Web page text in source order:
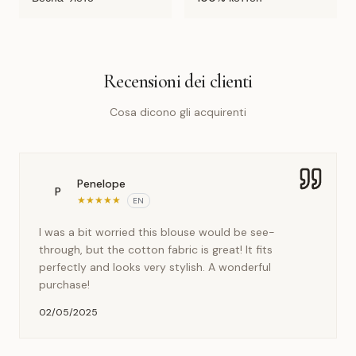
Recensioni dei clienti
Cosa dicono gli acquirenti
P
Penelope
★★★★★ EN
I was a bit worried this blouse would be see-
through, but the cotton fabric is great! It fits
perfectly and looks very stylish. A wonderful
purchase!
02/05/2025